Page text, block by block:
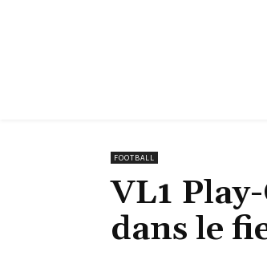
FOOTBALL
VL1
dans le